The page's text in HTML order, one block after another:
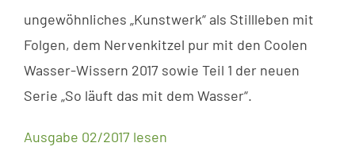
ungewöhnliches „Kunstwerk“ als Stillleben mit
Folgen, dem Nervenkitzel pur mit den Coolen
Wasser-Wissern 2017 sowie Teil 1 der neuen
Serie „So läuft das mit dem Wasser“.
Ausgabe 02/2017 lesen